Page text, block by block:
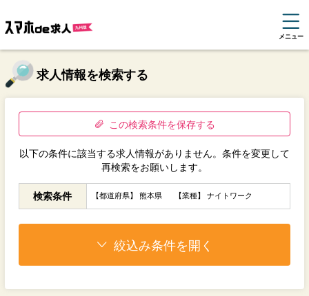
メニュー
求人情報を検索する
この検索条件を保存する
以下の条件に該当する求人情報がありません。条件を変更して
再検索をお願いします。
検索条件 【都道府県】 熊本県 【業種】 ナイトワーク
絞込み条件を開く